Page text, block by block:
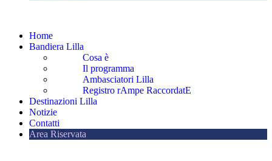
Home
Bandiera Lilla
Cosa è
Il programma
Ambasciatori Lilla
Registro rAmpe RaccordatE
Destinazioni Lilla
Notizie
Contatti
Area Riservata